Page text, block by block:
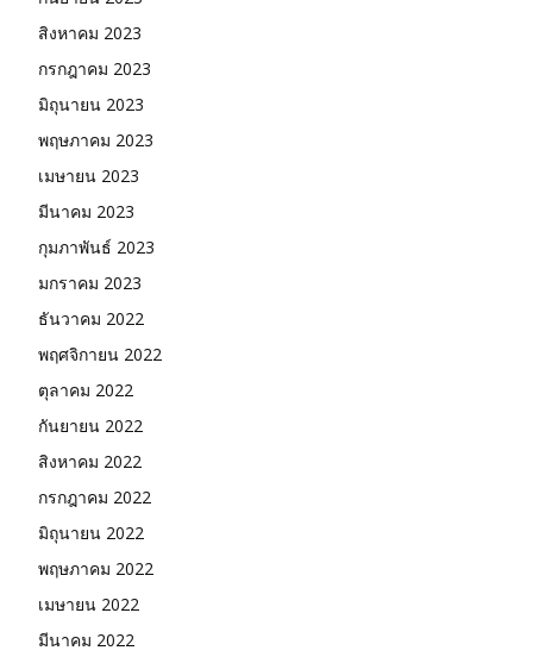
สิงหาคม 2023
กรกฎาคม 2023
มิถุนายน 2023
พฤษภาคม 2023
เมษายน 2023
มีนาคม 2023
กุมภาพันธ์ 2023
มกราคม 2023
ธันวาคม 2022
พฤศจิกายน 2022
ตุลาคม 2022
กันยายน 2022
สิงหาคม 2022
กรกฎาคม 2022
มิถุนายน 2022
พฤษภาคม 2022
เมษายน 2022
มีนาคม 2022